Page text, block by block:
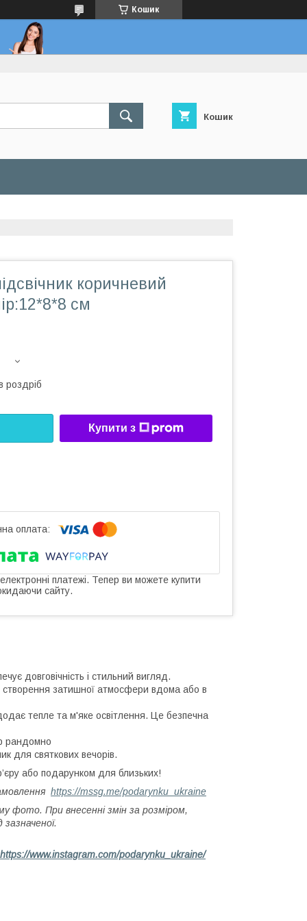
Кошик
Кошик
коричневий
см
роздріб
Купити з
платежі. Тепер ви можете купити
сайту.
довговічність і стильний вигляд.
створення затишної атмосфери вдома або в
тепле та м'яке освітлення. Це безпечна
рандомно
для святкових вечорів.
або подарунком для близьких!
https://mssg.me/podarynku_ukraine
фото. При внесенні змін за розміром,
https://www.instagram.com/podarynku_ukraine/